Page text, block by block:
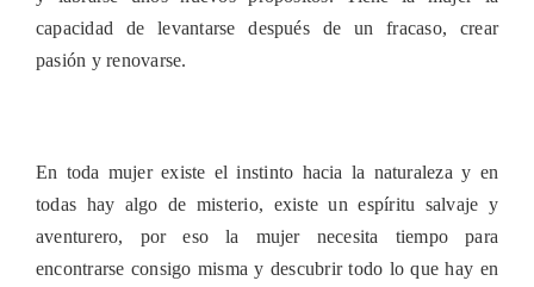
capacidad de levantarse después de un fracaso, crear
pasión y renovarse.
En toda mujer existe el instinto hacia la naturaleza y en
todas hay algo de misterio, existe un espíritu salvaje y
aventurero, por eso la mujer necesita tiempo para
encontrarse consigo misma y descubrir todo lo que hay en